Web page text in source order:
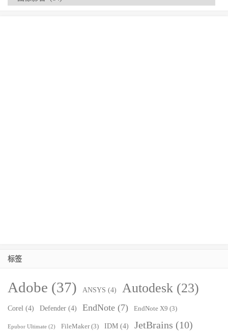
标签
Adobe (37) ANSYS (4) Autodesk (23)
Corel (4) Defender (4) EndNote (7) EndNote X9 (3)
Epubor Ultimate (2) FileMaker(3) IDM (4) JetBrains (10)